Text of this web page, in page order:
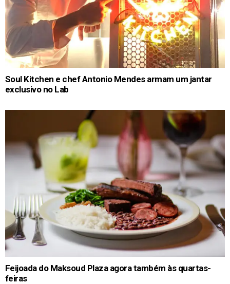
Soul Kitchen e chef Antonio Mendes armam um jantar
exclusivo no Lab
Feijoada do Maksoud Plaza agora também às quartas-
feiras